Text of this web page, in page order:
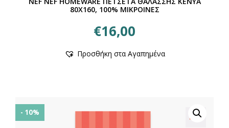
80X160, 100% ΜΙΚΡΟΙΝΕΣ
€16,00
Προσθήκη στα Αγαπημένα
- 10%